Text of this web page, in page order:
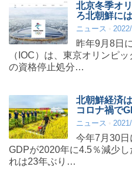
北京冬季オ
ろ北朝鮮に
ニュース
昨年9月8日
（IOC）は、東京オリンピ
の資格停止処分…
北朝鮮経済
コロナ禍で
ニュース
今年7月30
GDPが2020年に4.5％減少
れは23年ぶり…